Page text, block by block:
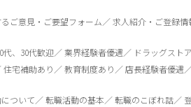
ご意見・ご要望フォーム 求人紹介・ご登録
代、30代歓迎 業界経験者優遇 ドラッグスト
住宅補助あり 教育制度あり 店長経験者優遇
ついて 転職活動の基本 転職のこぼれ話